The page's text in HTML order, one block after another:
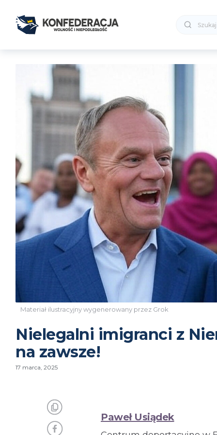
Materiał ilustracyjny wygenerowany przez Grok
Nielegalni imigranci z
na zawsze!
17 marca, 2025
Paweł Usiądek